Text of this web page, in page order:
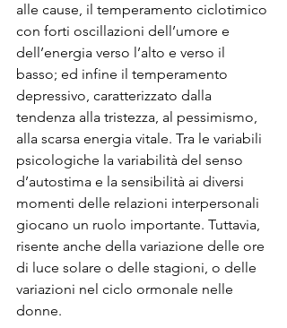
alle cause, il temperamento ciclotimico
con forti oscillazioni dell’umore e
dell’energia verso l’alto e verso il
basso; ed infine il temperamento
depressivo, caratterizzato dalla
tendenza alla tristezza, al pessimismo,
alla scarsa energia vitale. Tra le variabili
psicologiche la variabilità del senso
d’autostima e la sensibilità ai diversi
momenti delle relazioni interpersonali
giocano un ruolo importante. Tuttavia,
risente anche della variazione delle ore
di luce solare o delle stagioni, o delle
variazioni nel ciclo ormonale nelle
donne.